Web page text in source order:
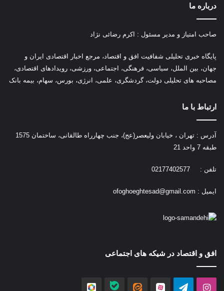
درباره ما
صاحب امتیاز و مدیر مسئول : اکرم رضائی نژاد
پایگاه خبری تحلیلی شفافیت افق و اقتصاد، مرجع اخبار اقتصادی ایران و
جهان، بین الملل، سیاسی، فرهنگی، اجتماعی، ورزشی، رویدادهای اقتصادی،
مصاحبه های تحلیلی دولت، گردشگری، علمی، انرژی، بورس، سهام، بیمه بانک
ارتباط با ما
آدرس : تهران ، خیابان ولیعصر(عج)، جنب چهارراه طالقانی، ساختمان 1575
طبقه 7 واحد 21
تلفن : 02177402577
ایمیل : ofoghoeghtesad@gmail.com
افق و اقتصاد در شیکه های اجتماعی
اینستاگرامتلگرام آپارات ایتا بله